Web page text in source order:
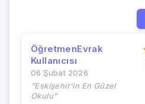
ÖğretmenEvrak
Kullanıcısı
06 Şubat 2026
“Eskişehir'in En Güzel
Okulu”